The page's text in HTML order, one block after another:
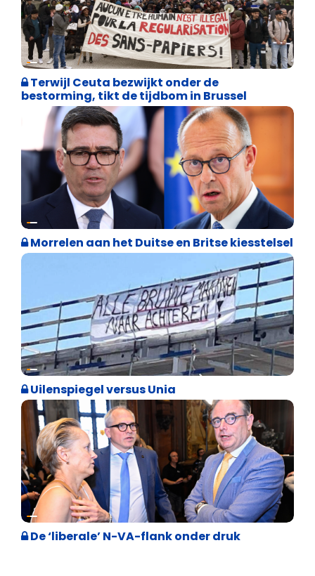
Asiel en Migratie
Terwijl Ceuta bezwijkt onder de
bestorming, tikt de tijdbom in Brussel
Internationale politiek
Morrelen aan het Duitse en Britse kiesstelsel
Cultuuroorlog
Uilenspiegel versus Unia
Binnenland politiek
De ‘liberale’ N-VA-flank onder druk